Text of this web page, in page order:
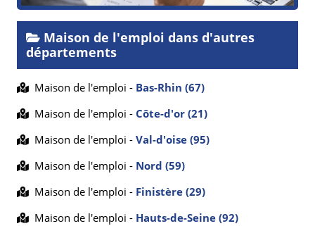
Maison de l'emploi dans d'autres
départements
Maison de l'emploi - Bas-Rhin (67)
Maison de l'emploi - Côte-d'or (21)
Maison de l'emploi - Val-d'oise (95)
Maison de l'emploi - Nord (59)
Maison de l'emploi - Finistère (29)
Maison de l'emploi - Hauts-de-Seine (92)